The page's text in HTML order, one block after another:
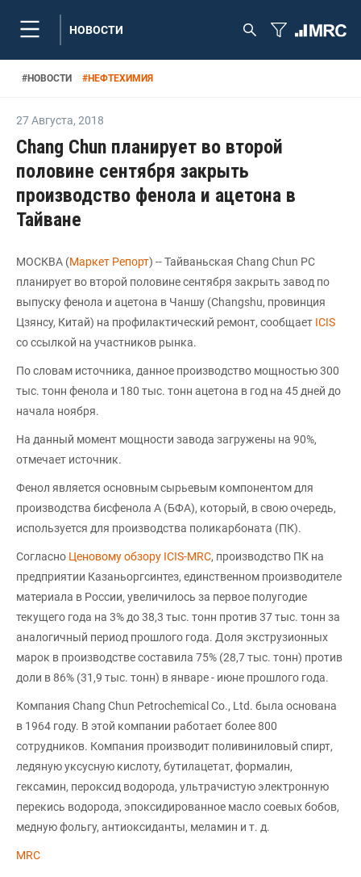
НОВОСТИ
#НОВОСТИ #НЕФТЕХИМИЯ
27 Августа, 2018
Chang Chun планирует во второй
половине сентября закрыть
производство фенола и ацетона в
Тайване
МОСКВА (Маркет Репорт) -- Тайваньская Chang Chun PC
планирует во второй половине сентября закрыть завод по
выпуску фенола и ацетона в Чаншу (Changshu, провинция
Цзянсу, Китай) на профилактический ремонт, сообщает ICIS
со ссылкой на участников рынка.
По словам источника, данное производство мощностью 300
тыс. тонн фенола и 180 тыс. тонн ацетона в год на 45 дней до
начала ноября.
На данный момент мощности завода загружены на 90%,
отмечает источник.
Фенол является основным сырьевым компонентом для
производства бисфенола А (БФА), который, в свою очередь,
используется для производства поликарбоната (ПК).
Согласно Ценовому обзору ICIS-MRC, производство ПК на
предприятии Казаньоргсинтез, единственном производителе
материала в России, увеличилось за первое полугодие
текущего года на 3% до 38,3 тыс. тонн против 37 тыс. тонн за
аналогичный период прошлого года. Доля экструзионных
марок в производстве составила 75% (28,7 тыс. тонн) против
доли в 86% (31,9 тыс. тонн) в январе - июне прошлого года.
Компания Chang Chun Petrochemical Co., Ltd. была основана
в 1964 году. В этой компании работает более 800
сотрудников. Компания производит поливиниловый спирт,
ледяную уксусную кислоту, бутилацетат, формалин,
гексамин, пероксид водорода, ультрачистую электронную
перекись водорода, эпоксидированное масло соевых бобов,
медную фольгу, антиоксиданты, меламин и т. д.
MRC